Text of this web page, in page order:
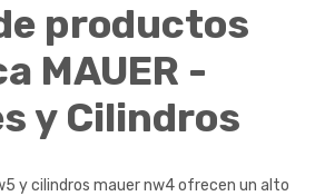
productos
MAUER -
y Cilindros
y cilindros mauer nw4 ofrecen un alto